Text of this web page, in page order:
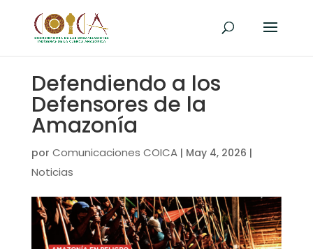
Defendiendo a los
Defensores de la
Amazonía
por Comunicaciones COICA| May 4, 2026 |
Noticias